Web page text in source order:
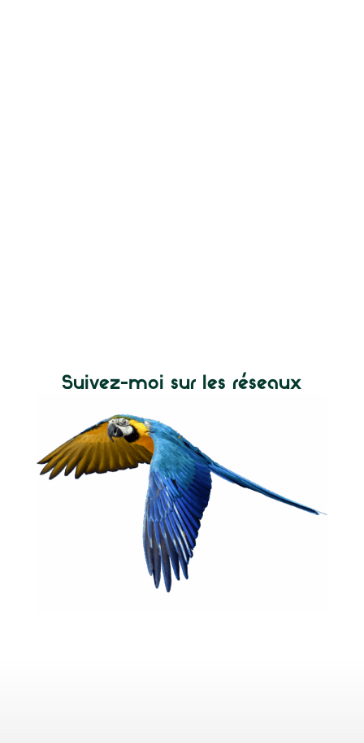
Suivez-moi sur les réseaux